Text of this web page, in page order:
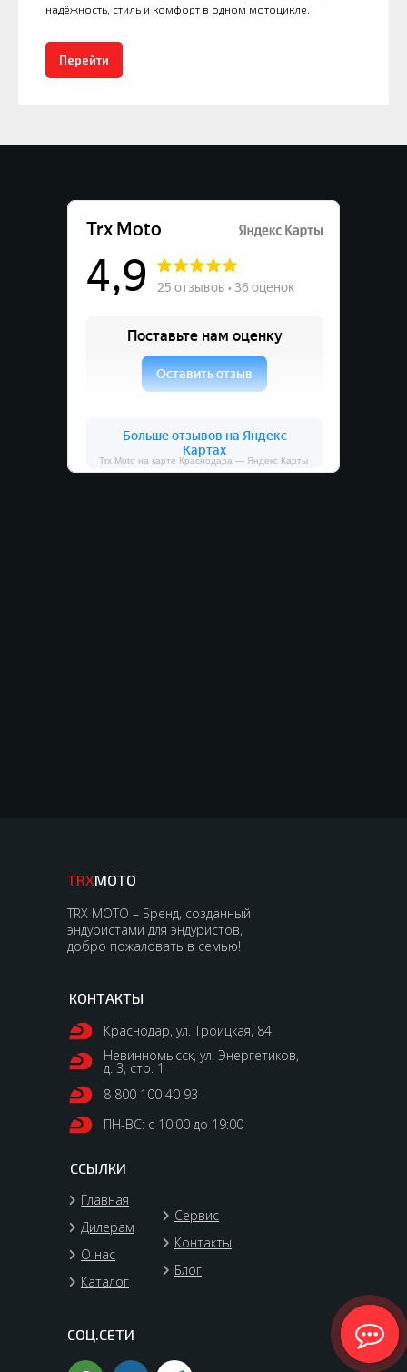
надёжность, стиль и комфорт в одном мотоцикле.
Перейти
Trx Moto на карте Краснодара — Яндекс Карты
Краснодар, ул. Троицкая, 84
Невинномысск, ул. Энергетиков,
д. 3, стр. 1
8 800 100 40 93
ПН-ВС: с 10:00 до 19:00
КОНТАКТЫ
TRXMOTO
Главная
Дилерам
О нас
Блог
Контакты
Сервис
Каталог
ССЫЛКИ
СОЦ.СЕТИ
TRX MOTO – Бренд, созданный
эндуристами для эндуристов,
добро пожаловать в семью!